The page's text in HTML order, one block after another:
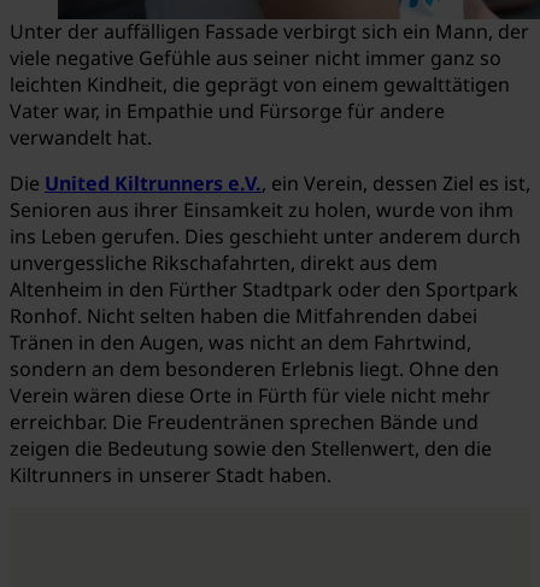
Unter der auffälligen Fassade verbirgt sich ein Mann, der
viele negative Gefühle aus seiner nicht immer ganz so
leichten Kindheit, die geprägt von einem gewalttätigen
Vater war, in Empathie und Fürsorge für andere
verwandelt hat.
Die United Kiltrunners e.V., ein Verein, dessen Ziel es ist,
Senioren aus ihrer Einsamkeit zu holen, wurde von ihm
ins Leben gerufen. Dies geschieht unter anderem durch
unvergessliche Rikschafahrten, direkt aus dem
Altenheim in den Fürther Stadtpark oder den Sportpark
Ronhof. Nicht selten haben die Mitfahrenden dabei
Tränen in den Augen, was nicht an dem Fahrtwind,
sondern an dem besonderen Erlebnis liegt. Ohne den
Verein wären diese Orte in Fürth für viele nicht mehr
erreichbar. Die Freudentränen sprechen Bände und
zeigen die Bedeutung sowie den Stellenwert, den die
Kiltrunners in unserer Stadt haben.